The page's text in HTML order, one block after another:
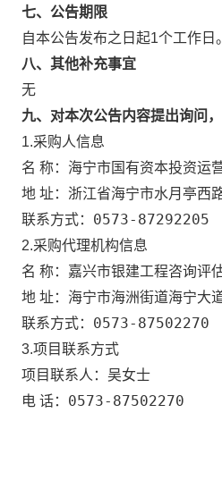
七、公告期限
自本公告发布之日起1个工作日。
八、其他补充事宜
无
九、对本次公告内容提出询问
1.采购人信息
名 称： 海宁市国有资本投资运
地 址： 浙江省海宁市水月亭西
联系方式： 0573-87292205
2.采购代理机构信息
名 称： 嘉兴市银建工程咨询评
地 址： 海宁市海洲街道海宁大
联系方式： 0573-87502270
3.项目联系方式
项目联系人： 吴女士
电 话： 0573-87502270